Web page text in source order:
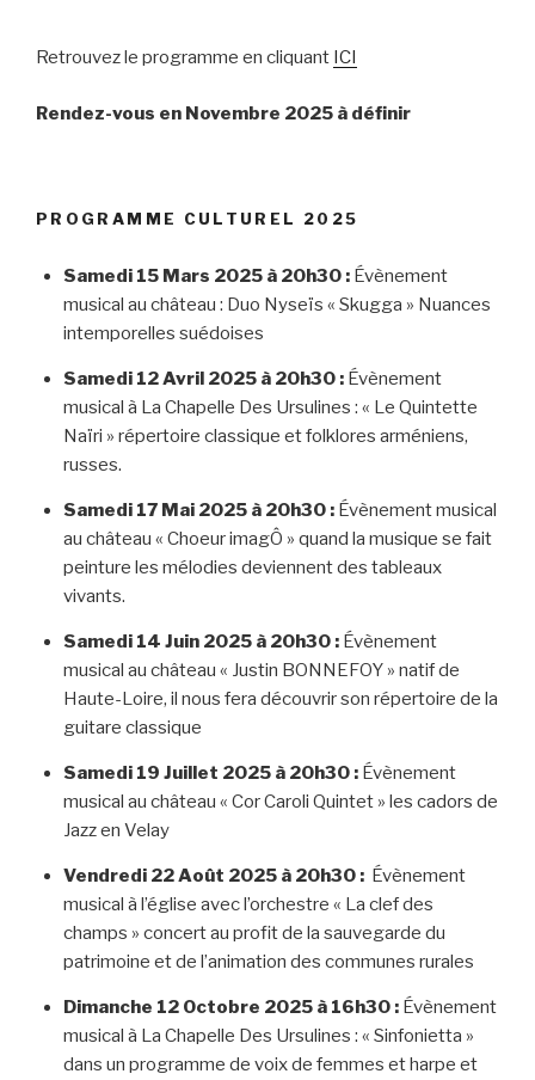
Retrouvez le programme en cliquant ICI
Rendez-vous en Novembre 2025 à définir
PROGRAMME CULTUREL 2025
Samedi 15 Mars 2025 à 20h30 :Évènement
musical au château : Duo Nyseïs « Skugga » Nuances
intemporelles suédoises
Samedi 12 Avril 2025 à 20h30 :Évènement
musical à La Chapelle Des Ursulines : « Le Quintette
Naïri » répertoire classique et folklores arméniens,
russes.
Samedi 17 Mai 2025 à 20h30 : Évènement musical
au château « Choeur imagÔ » quand la musique se fait
peinture les mélodies deviennent des tableaux
vivants.
Samedi 14 Juin 2025 à 20h30 : Évènement
musical au château « Justin BONNEFOY » natif de
Haute-Loire, il nous fera découvrir son répertoire de la
guitare classique
Samedi 19 Juillet 2025 à 20h30 :Évènement
musical au château « Cor Caroli Quintet » les cadors de
Jazz en Velay
Vendredi 22 Août 2025 à 20h30 :Évènement
musical à l’église avec l’orchestre « La clef des
champs » concert au profit de la sauvegarde du
patrimoine et de l’animation des communes rurales
Dimanche 12 Octobre 2025 à 16h30 :Évènement
musical à La Chapelle Des Ursulines : « Sinfonietta »
dans un programme de voix de femmes et harpe et